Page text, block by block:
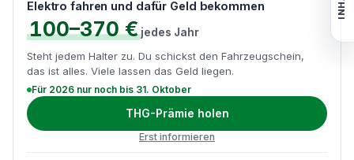
Elektro fahren und dafür Geld bekommen
100–370 € jedes Jahr
Steht jedem Halter zu. Du schickst den Fahrzeugschein,
das ist alles. Viele lassen das Geld liegen.
Für 2026 nur noch bis 31. Oktober
THG-Prämie holen
Erst informieren